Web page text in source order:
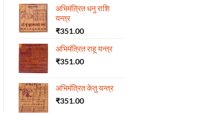
अभिमंत्रित धनु राशि
यन्त्र
₹351.00
अभिमंत्रित राहू यन्त्र
₹351.00
अभिमंत्रित केतु यन्त्र
₹351.00